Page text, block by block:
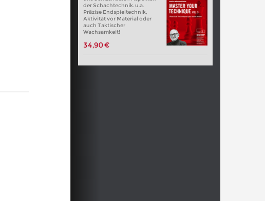
der Schachtechnik. u.a.
Präzise Endspieltechnik,
Aktivität vor Material oder
auch Taktischer
Wachsamkeit!
34,90 €